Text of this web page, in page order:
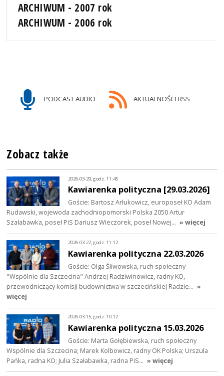
ARCHIWUM - 2007 rok
ARCHIWUM - 2006 rok
PODCAST AUDIO AKTUALNOŚCI RSS
Zobacz także
2026-03-29, godz. 11:45
Kawiarenka polityczna [29.03.2026]
Goście: Bartosz Arłukowicz, europoseł KO Adam
Rudawski, wojewoda zachodniopomorski Polska 2050 Artur
Szałabawka, poseł PiS Dariusz Wieczorek, poseł Nowej… » więcej
2026-03-22, godz. 11:12
Kawiarenka polityczna 22.03.2026
Goście: Olga Śliwowska, ruch społeczny
"Wspólnie dla Szczecina" Andrzej Radziwinowicz, radny KO,
przewodniczący komisji budownictwa w szczecińskiej Radzie… »
więcej
2026-03-15, godz. 10:12
Kawiarenka polityczna 15.03.2026
Goście: Marta Gołębiewska, ruch społeczny
Wspólnie dla Szczecina; Marek Kolbowicz, radny OK Polska; Urszula
Pańka, radna KO; Julia Szałabawka, radna PiS… » więcej